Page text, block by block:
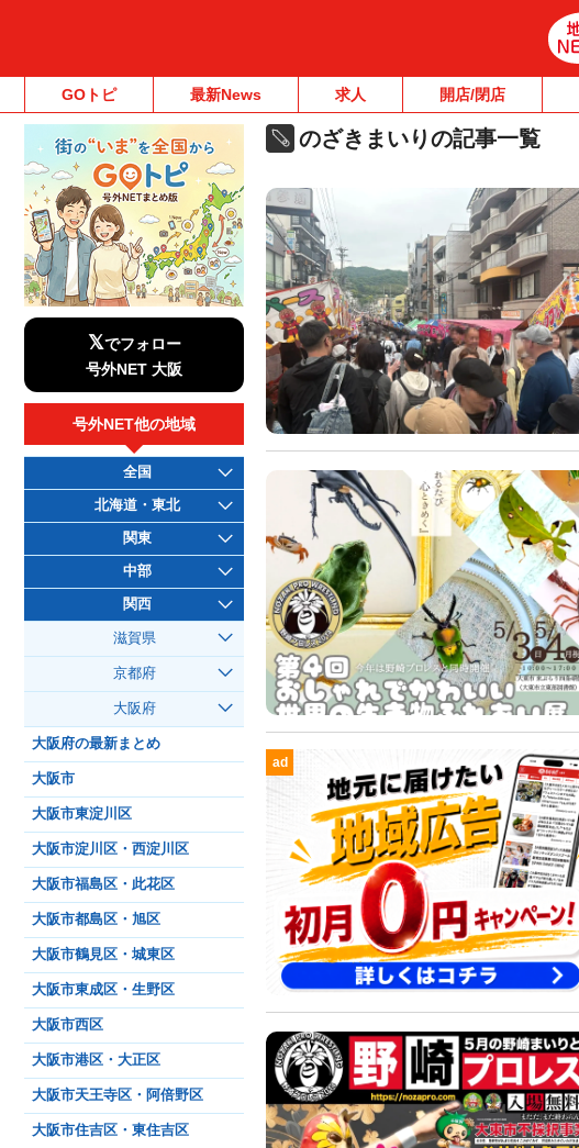
GOトピ 最新News 求人 開店/閉店
のざきまいりの記事一覧
ad
𝕏でフォロー
号外NET 大阪
号外NET他の地域
全国
北海道・東北
関東
中部
関西
滋賀県
京都府
大阪府
大阪府の最新まとめ
大阪市
大阪市東淀川区
大阪市淀川区・西淀川区
大阪市福島区・此花区
大阪市都島区・旭区
大阪市鶴見区・城東区
大阪市東成区・生野区
大阪市西区
大阪市港区・大正区
大阪市天王寺区・阿倍野区
大阪市住吉区・東住吉区